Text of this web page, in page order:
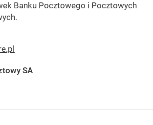
Banku Pocztowego i Pocztowych
SA